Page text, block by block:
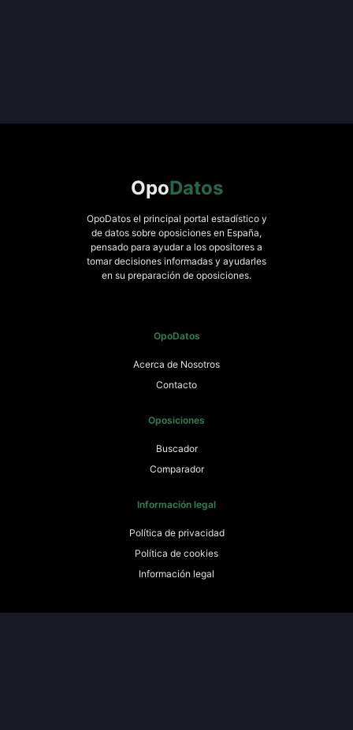
OpoDatos
OpoDatos el principal portal estadístico y
de datos sobre oposiciones en España,
pensado para ayudar a los opositores a
tomar decisiones informadas y ayudarles
en su preparación de oposiciones.
OpoDatos
Acerca de Nosotros
Contacto
Oposiciones
Buscador
Comparador
Información legal
Política de privacidad
Política de cookies
Información legal